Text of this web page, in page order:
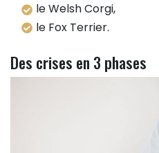
le Welsh Corgi,
le Fox Terrier.
Des crises en 3 phases